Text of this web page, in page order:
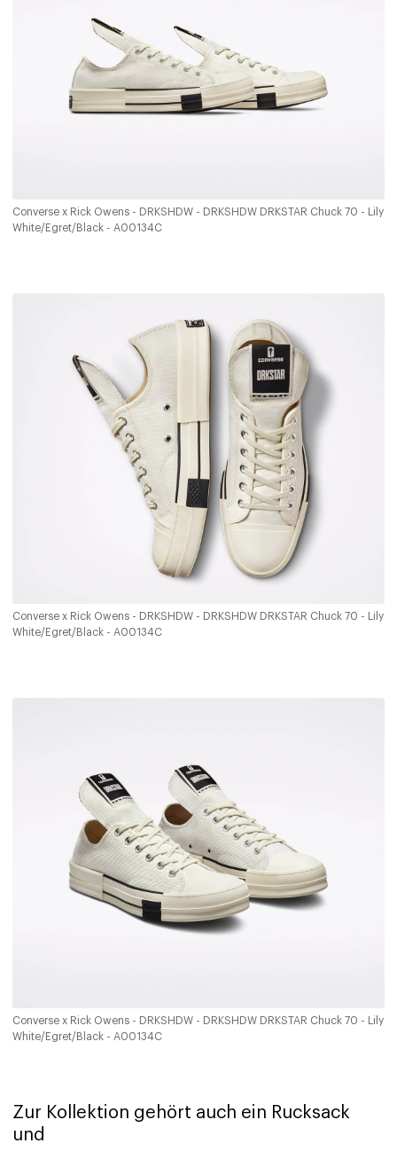
Converse x Rick Owens - DRKSHDW - DRKSHDW DRKSTAR Chuck 70 - Lily
White/Egret/Black - A00134C
Converse x Rick Owens - DRKSHDW - DRKSHDW DRKSTAR Chuck 70 - Lily
White/Egret/Black - A00134C
Converse x Rick Owens - DRKSHDW - DRKSHDW DRKSTAR Chuck 70 - Lily
White/Egret/Black - A00134C
Zur Kollektion gehört auch ein Rucksack
und